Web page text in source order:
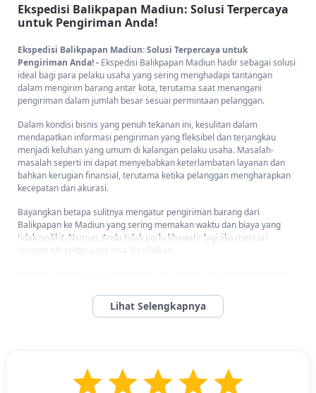
Ekspedisi Balikpapan Madiun: Solusi Terpercaya
untuk Pengiriman Anda!
Ekspedisi Balikpapan Madiun: Solusi Terpercaya untuk
Pengiriman Anda! - Ekspedisi Balikpapan Madiun hadir sebagai solusi
ideal bagi para pelaku usaha yang sering menghadapi tantangan
dalam mengirim barang antar kota, terutama saat menangani
pengiriman dalam jumlah besar sesuai permintaan pelanggan.
Dalam kondisi bisnis yang penuh tekanan ini, kesulitan dalam
mendapatkan informasi pengiriman yang fleksibel dan terjangkau
menjadi keluhan yang umum di kalangan pelaku usaha. Masalah-
masalah seperti ini dapat menyebabkan keterlambatan layanan dan
bahkan kerugian finansial, terutama ketika pelanggan mengharapkan
kecepatan dan akurasi.
Bayangkan betapa sulitnya mengatur pengiriman barang dari
Balikpapan ke Madiun yang sering memakan waktu dan biaya yang
tidak sedikit. Namun, Anda tidak perlu khawatir lagi jika mencari
biaya dan waktu pengiriman.
untuk mendukung kelancaran bisnis Anda dalam setiap perjalanan